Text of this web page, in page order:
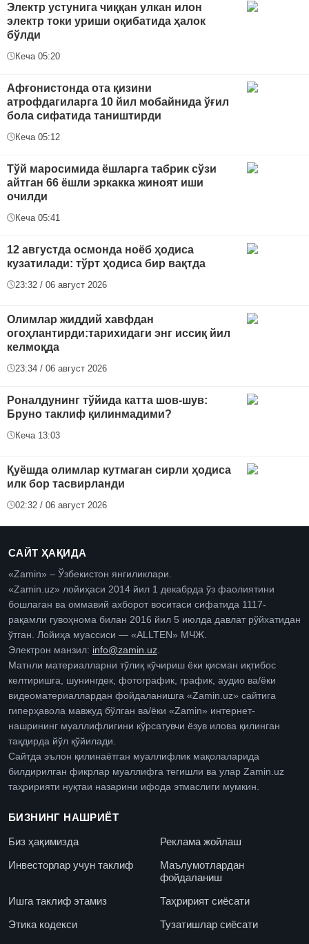
Электр устунига чиққан улкан илон
электр токи уриши оқибатида ҳалок
бўлди
Кеча 05:20
Афғонистонда ота қизини
атрофдагиларга 10 йил мобайнида ўғил
бола сифатида таништирди
Кеча 05:12
Тўй маросимида ёшларга табрик сўзи
айтган 66 ёшли эркакка жиноят иши
очилди
Кеча 05:41
12 августда осмонда ноёб ҳодиса
кузатилади: тўрт ҳодиса бир вақтда
23:32 / 06 август 2026
Oлимлар жиддий хавфдан
огоҳлантирди:тарихидаги энг иссиқ йил
келмоқда
23:34 / 06 август 2026
Роналдунинг тўйида катта шов-шув:
Бруно таклиф қилинмадими?
Кеча 13:03
Қуёшда олимлар кутмаган сирли ҳодиса
илк бор тасвирланди
02:32 / 06 август 2026
САЙТ ҲАҚИДА
«Zamin» – Ўзбекистон янгиликлари.
«Zamin.uz» лойиҳаси 2014 йил 1 декабрда ўз фаолиятини
бошлаган ва оммавий ахборот воситаси сифатида 1117-
рақамли гувоҳнома билан 2016 йил 5 июлда давлат рўйхатидан
ўтган. Лойиҳа муассиси — «ALLTEN» МЧЖ.
Электрон манзил: info@zamin.uz
Матнли материалларни тўлиқ кўчириш ёки қисман иқтибос
келтиришга, шунингдек, фотографик, график, аудио ва/ёки
видеоматериаллардан фойдаланишга «Zamin.uz» сайтига
гиперҳавола мавжуд бўлган ва/ёки «Zamin» интернет-
нашрининг муаллифлигини кўрсатувчи ёзув илова қилинган
тақдирда йўл қўйилади.
Сайтда эълон қилинаётган муаллифлик мақолаларида
билдирилган фикрлар муаллифга тегишли ва улар Zamin.uz
таҳририяти нуқтаи назарини ифода этмаслиги мумкин.
БИЗНИНГ НАШРИЁТ
Биз ҳақимизда
Реклама жойлаш
Инвесторлар учун таклиф
Маълумотлардан
фойдаланиш
Ишга таклиф этамиз
Таҳририят сиёсати
Этика кодекси
Тузатишлар сиёсати